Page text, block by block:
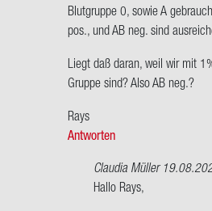
Deniswort
auf
Denis,hier
ist
An­
ge­
Blut­grup­pe 0, sowie A
pos., und AB neg. sind
Liegt daß daran, weil wir mit
Grup­pe sind? Also AB neg.?
Rays
Antworten
Claudia Müller
Ant­
Hallo Rays,